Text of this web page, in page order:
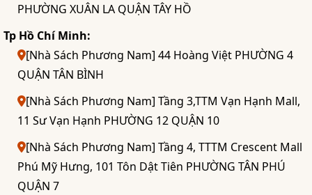
PHƯỜNG XUÂN LA QUẬN TÂY HỒ
Tp Hồ Chí Minh:
[Nhà Sách Phương Nam] 44 Hoàng Việt PHƯỜNG 4
QUẬN TÂN BÌNH
[Nhà Sách Phương Nam] Tầng 3,TTM Vạn Hạnh Mall,
11 Sư Vạn Hạnh PHƯỜNG 12 QUẬN 10
[Nhà Sách Phương Nam] Tầng 4, TTTM Crescent Mall
Phú Mỹ Hưng, 101 Tôn Dật Tiên PHƯỜNG TÂN PHÚ
QUẬN 7